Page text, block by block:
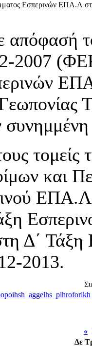
Εσπερινών ΕΠΑ.Λ
2007
και
Δ΄
2013.
«
Δε